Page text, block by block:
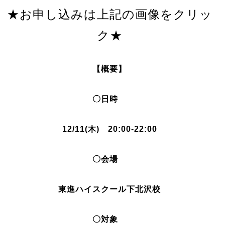
★お申し込みは上記の画像をクリッ
ク★
【概要】
〇日時
12/11(木) 20:00-22:00
〇会場
東進ハイスクール下北沢校
〇対象